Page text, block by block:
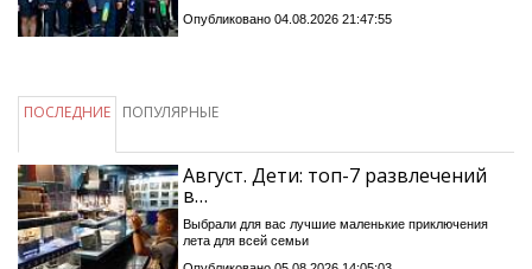
Опубликовано 04.08.2026 21:47:55
ПОСЛЕДНИЕ ПОПУЛЯРНЫЕ
Август. Дети: топ-7 развлечений
в…
Выбрали для вас лучшие маленькие приключения
лета для всей семьи